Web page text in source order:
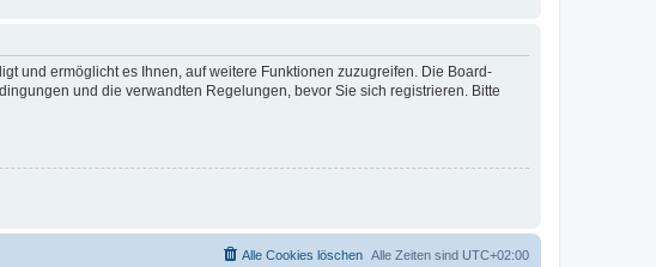
und ermöglicht es Ihnen, auf weitere Funktionen zuzugreifen. Die Board-
und die verwandten Regelungen, bevor Sie sich registrieren. Bitte
Alle Zeiten sind UTC+02:00
Alle Cookies löschen